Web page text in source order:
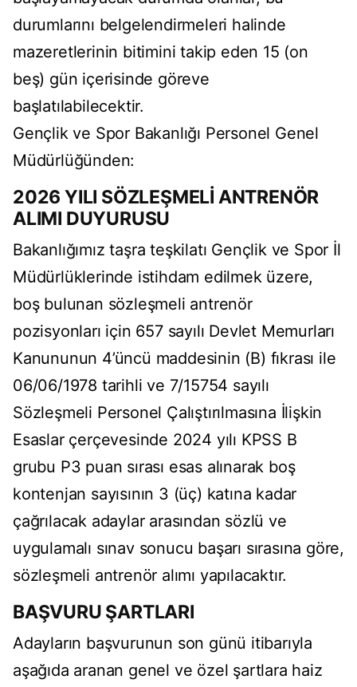
durumlarını belgelendirmeleri halinde
mazeretlerinin bitimini takip eden 15 (on
beş) gün içerisinde göreve
başlatılabilecektir.
Gençlik ve Spor Bakanlığı Personel Genel
Müdürlüğünden:
2026 YILI SÖZLEŞMELİ ANTRENÖR
ALIMI DUYURUSU
Bakanlığımız taşra teşkilatı Gençlik ve Spor İl
Müdürlüklerinde istihdam edilmek üzere,
boş bulunan sözleşmeli antrenör
pozisyonları için 657 sayılı Devlet Memurları
Kanununun 4’üncü maddesinin (B) fıkrası ile
06/06/1978 tarihli ve 7/15754 sayılı
Sözleşmeli Personel Çalıştırılmasına İlişkin
Esaslar çerçevesinde 2024 yılı KPSS B
grubu P3 puan sırası esas alınarak boş
kontenjan sayısının 3 (üç) katına kadar
çağrılacak adaylar arasından sözlü ve
uygulamalı sınav sonucu başarı sırasına göre,
sözleşmeli antrenör alımı yapılacaktır.
BAŞVURU ŞARTLARI
Adayların başvurunun son günü itibarıyla
aşağıda aranan genel ve özel şartlara haiz